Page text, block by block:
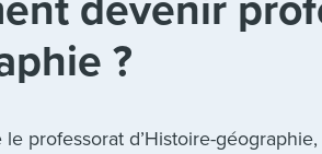
?
professorat d’Histoire-